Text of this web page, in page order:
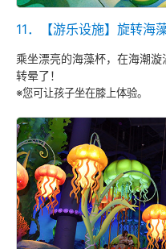
11．【游乐设施】旋转海
乘坐漂亮的海藻杯，在海潮
转晕了！
※您可让孩子坐在膝上体验。